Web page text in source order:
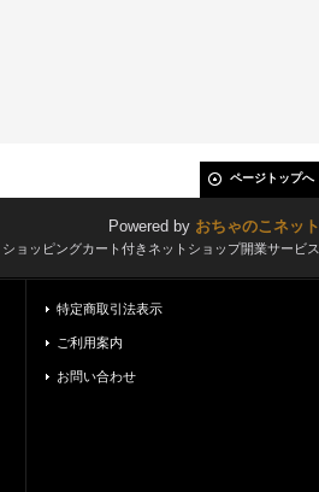
ページトップへ
Powered by おちゃのこネット
ョッピングカート付きネットショップ開業サービス
特定商取引法表示
ご利用案内
お問い合わせ